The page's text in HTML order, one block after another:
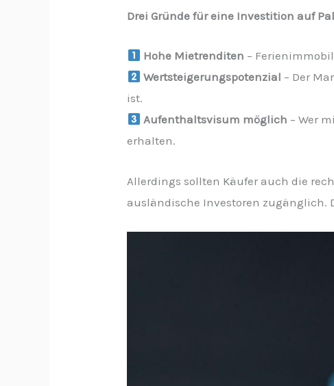
Drei Gründe für eine Investition auf
Hohe Mietrenditen –
Wertsteigerungspotenzial – Der
ist.
Aufenthaltsvisum möglich – Wer
erhalten.
Allerdings sollten Käufer auch die
ausländische Investoren zugänglich.